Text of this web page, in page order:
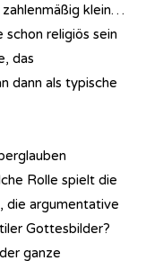
klein…
religiös sein
das
dann als typische
Rolle spielt die
die argumentative
Gottesbilder?
ganze